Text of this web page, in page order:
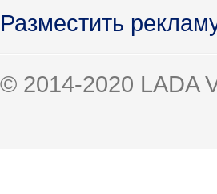
Разместить
© 2014-2020 LADA